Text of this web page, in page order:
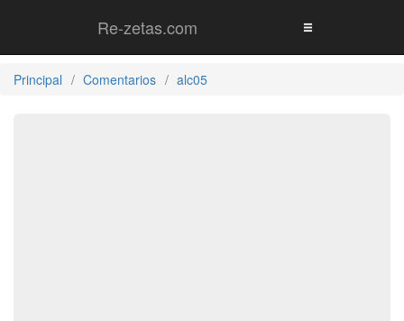
Re-zetas.com
Principal Comentarios alc05